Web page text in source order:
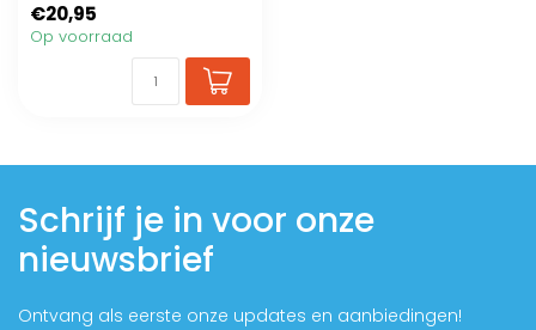
€20,95
Op voorraad
Schrijf je in voor onze
nieuwsbrief
Ontvang als eerste onze updates en aanbiedingen!